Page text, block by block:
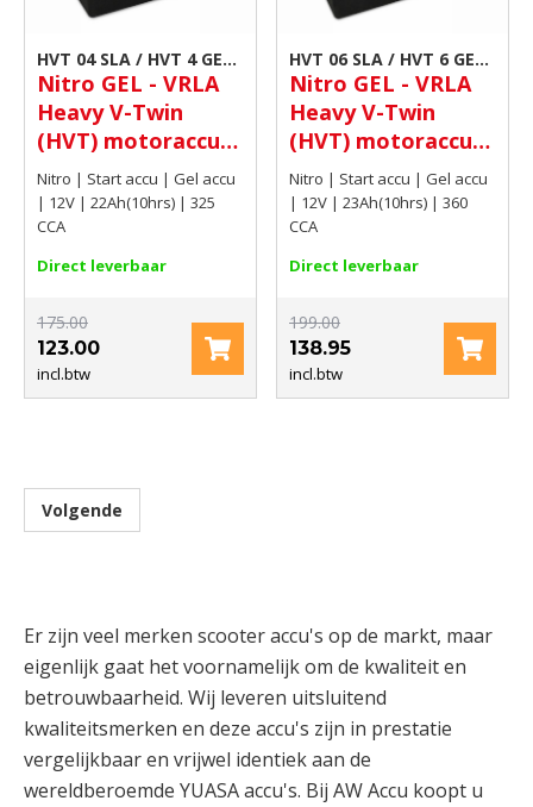
HVT 04 SLA / HVT 4 GEL
| Scooter accu
Nitro GEL - VRLA
Heavy V-Twin
(HVT) motoraccu
12V 22Ah(10hrs)
325 CCA
Nitro | Start accu | Gel accu
| 12V | 22Ah(10hrs) | 325
CCA
Direct leverbaar
175.00
123.00
incl.btw
HVT 06 SLA / HVT 6 GEL
| Scooter accu
Nitro GEL - VRLA
Heavy V-Twin
(HVT) motoraccu
12V 23Ah(10hrs)
360 CCA
Nitro | Start accu | Gel accu
| 12V | 23Ah(10hrs) | 360
CCA
Direct leverbaar
199.00
138.95
incl.btw
Volgende
Er zijn veel merken scooter accu's op de markt, maar
eigenlijk gaat het voornamelijk om de kwaliteit en
betrouwbaarheid. Wij leveren uitsluitend
kwaliteitsmerken en deze accu's zijn in prestatie
vergelijkbaar en vrijwel identiek aan de
wereldberoemde YUASA accu's. Bij AW Accu koopt u